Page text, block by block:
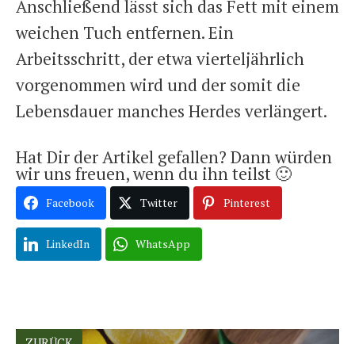
Anschließend lässt sich das Fett mit einem
weichen Tuch entfernen. Ein
Arbeitsschritt, der etwa vierteljährlich
vorgenommen wird und der somit die
Lebensdauer manches Herdes verlängert.
Hat Dir der Artikel gefallen? Dann würden
wir uns freuen, wenn du ihn teilst 🙂
Facebook Twitter Pinterest
LinkedIn WhatsApp